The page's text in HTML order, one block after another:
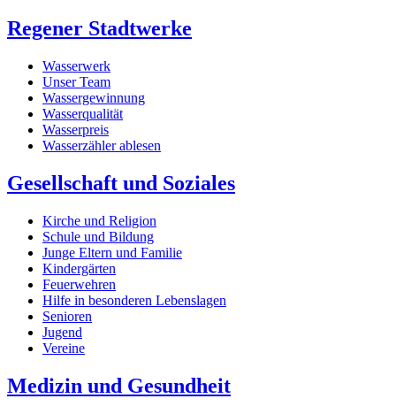
Regener Stadtwerke
Wasserwerk
Unser Team
Wassergewinnung
Wasserqualität
Wasserpreis
Wasserzähler ablesen
Gesellschaft und Soziales
Kirche und Religion
Schule und Bildung
Junge Eltern und Familie
Kindergärten
Feuerwehren
Hilfe in besonderen Lebenslagen
Senioren
Jugend
Vereine
Medizin und Gesundheit